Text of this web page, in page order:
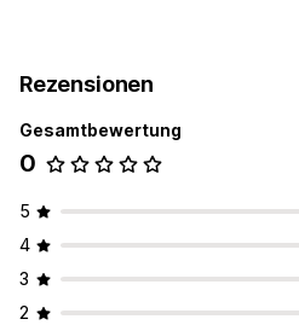
Benutzerdefinierte Events
Preisbenachrichtigungen
Werbeaktionen
Automatische Benachrichtigungen
Segmente
Rezensionen
Gesamtbewertung
0
5
4
3
2